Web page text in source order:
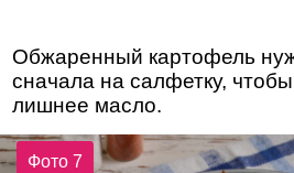
Обжаренный картофель
сначала на салфетку,
лишнее масло.
Фото 7